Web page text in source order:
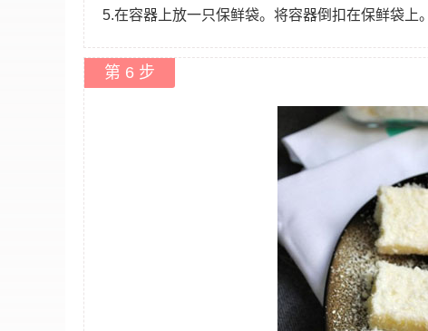
5.在容器上放一只保鲜袋。将容器倒扣在保鲜袋上
第 6 步